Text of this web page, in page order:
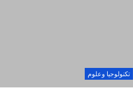
تكنولوجيا وعلوم